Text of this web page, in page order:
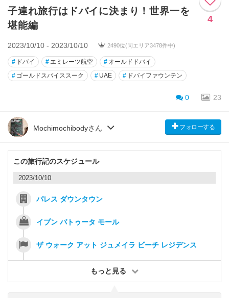
子連れ旅行はドバイに決まり！世界一を
堪能編
4
2023/10/10 - 2023/10/10 2490位(同エリア3478件中)
# ドバイ # エミレーツ航空 # オールドドバイ
# ゴールドスパイススーク # UAE # ドバイファウンテン
0 23
Mochimochibodyさん フォローする
この旅行記のスケジュール
2023/10/10
パレス ダウンタウン
イブン バトゥータ モール
ザ ウォーク アット ジュメイラ ビーチ レジデンス
もっと見る